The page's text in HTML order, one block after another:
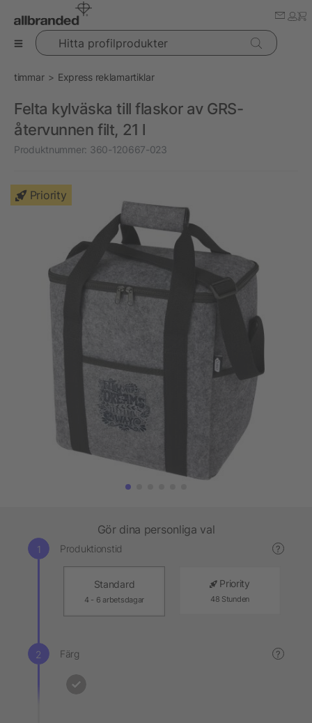
Hitta profilprodukter
timmar Express reklamartiklar
Felta kylväska till flaskor av GRS-
återvunnen filt, 21 l
Produktnummer: 360-120667-023
Priority
Gör dina personliga val
Produktionstid ?
Standard
4 - 6 arbetsdagar
Priority
48 Stunden
Färg ?